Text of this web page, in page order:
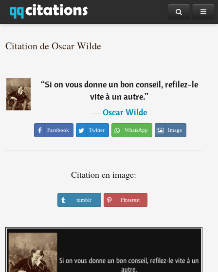
Citation de Oscar Wilde
“Si on vous donne un bon conseil, refilez-le
vite à un autre.”
―Oscar Wilde
Facebook Twitter WhatsApp Image
Citation en image:
tumblr Pinterest